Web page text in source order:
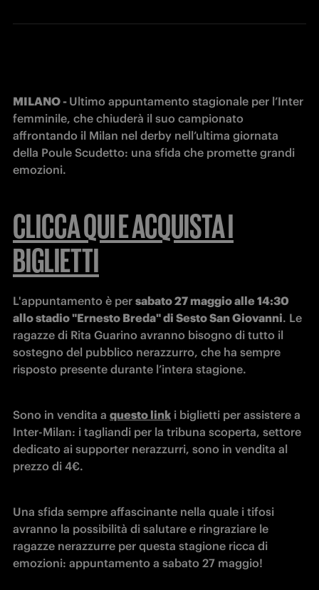
MILANO - Ultimo appuntamento stagionale per l’Inter
femminile, che chiuderà il suo campionato
affrontando il Milan nel derby nell’ultima giornata
della Poule Scudetto: una sfida che promette grandi
emozioni.
CLICCA QUI E ACQUISTA I
BIGLIETTI
L'appuntamento è per sabato 27 maggio alle 14:30
allo stadio "Ernesto Breda" di Sesto San Giovanni. Le
ragazze di Rita Guarino avranno bisogno di tutto il
sostegno del pubblico nerazzurro, che ha sempre
risposto presente durante l’intera stagione.
Sono in vendita a questo link i biglietti per assistere a
Inter-Milan: i tagliandi per la tribuna scoperta, settore
dedicato ai supporter nerazzurri, sono in vendita al
prezzo di 4€.
Una sfida sempre affascinante nella quale i tifosi
avranno la possibilità di salutare e ringraziare le
ragazze nerazzurre per questa stagione ricca di
emozioni: appuntamento a sabato 27 maggio!